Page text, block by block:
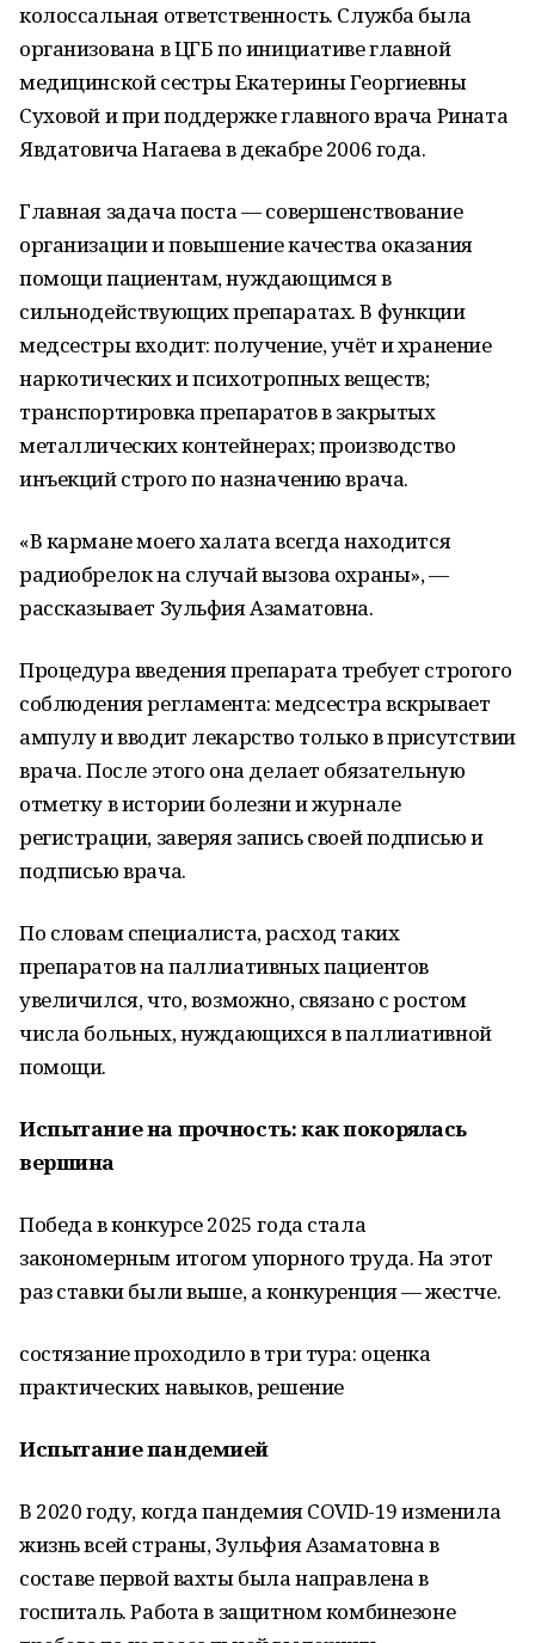
колоссальная ответственность. Служба была
организована в ЦГБ по инициативе главной
медицинской сестры Екатерины Георгиевны
Суховой и при поддержке главного врача Рината
Явдатовича Нагаева в декабре 2006 года.
Главная задача поста — совершенствование
организации и повышение качества оказания
помощи пациентам, нуждающимся в
сильнодействующих препаратах. В функции
медсестры входит: получение, учёт и хранение
наркотических и психотропных веществ;
транспортировка препаратов в закрытых
металлических контейнерах; производство
инъекций строго по назначению врача.
«В кармане моего халата всегда находится
радиобрелок на случай вызова охраны», —
рассказывает Зульфия Азаматовна.
Процедура введения препарата требует строгого
соблюдения регламента: медсестра вскрывает
ампулу и вводит лекарство только в присутствии
врача. После этого она делает обязательную
отметку в истории болезни и журнале
регистрации, заверяя запись своей подписью и
подписью врача.
По словам специалиста, расход таких
препаратов на паллиативных пациентов
увеличился, что, возможно, связано с ростом
числа больных, нуждающихся в паллиативной
помощи.
Испытание на прочность: как покорялась
вершина
Победа в конкурсе 2025 года стала
закономерным итогом упорного труда. На этот
раз ставки были выше, а конкуренция — жестче.
состязание проходило в три тура: оценка
практических навыков, решение
Испытание пандемией
В 2020 году, когда пандемия COVID-19 изменила
жизнь всей страны, Зульфия Азаматовна в
составе первой вахты была направлена в
госпиталь. Работа в защитном комбинезоне